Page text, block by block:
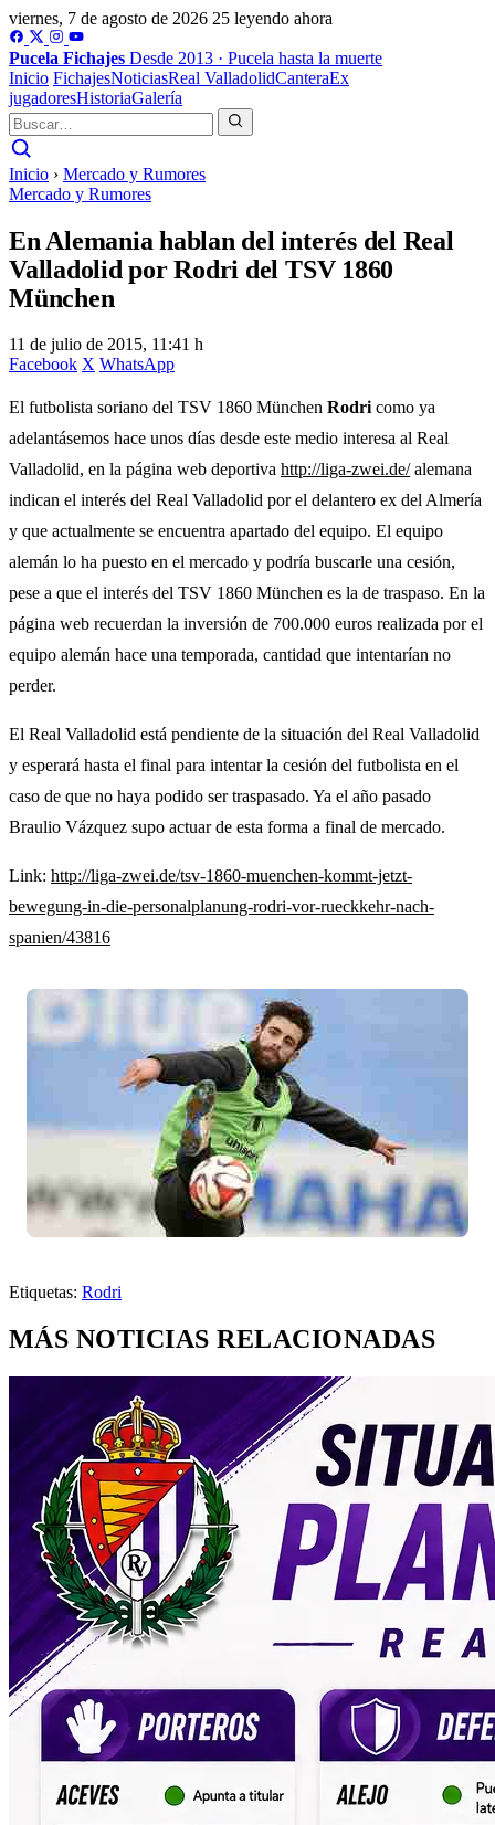
viernes, 7 de agosto de 2026 25 leyendo ahora
Pucela Fichajes Desde 2013 · Pucela hasta la muerte
Inicio FichajesNoticiasReal ValladolidCanteraEx
jugadoresHistoriaGalería
Inicio › Mercado y Rumores
Mercado y Rumores
En Alemania hablan del interés del Real
Valladolid por Rodri del TSV 1860
München
11 de julio de 2015, 11:41 h
Facebook X WhatsApp
El futbolista soriano del TSV 1860 München Rodri como ya
adelantásemos hace unos días desde este medio interesa al Real
Valladolid, en la página web deportiva http://liga-zwei.de/alemana
indican el interés del Real Valladolid por el delantero ex del Almería
y que actualmente se encuentra apartado del equipo. El equipo
alemán lo ha puesto en el mercado y podría buscarle una cesión,
pese a que el interés del TSV 1860 München es la de traspaso. En la
página web recuerdan la inversión de 700.000 euros realizada por el
equipo alemán hace una temporada, cantidad que intentarían no
perder.
El Real Valladolid está pendiente de la situación del Real Valladolid
y esperará hasta el final para intentar la cesión del futbolista en el
caso de que no haya podido ser traspasado. Ya el año pasado
Braulio Vázquez supo actuar de esta forma a final de mercado.
Link: http://liga-zwei.de/tsv-1860-muenchen-kommt-jetzt-
bewegung-in-die-personalplanung-rodri-vor-rueckkehr-nach-
spanien/43816
Etiquetas: Rodri
MÁS NOTICIAS RELACIONADAS